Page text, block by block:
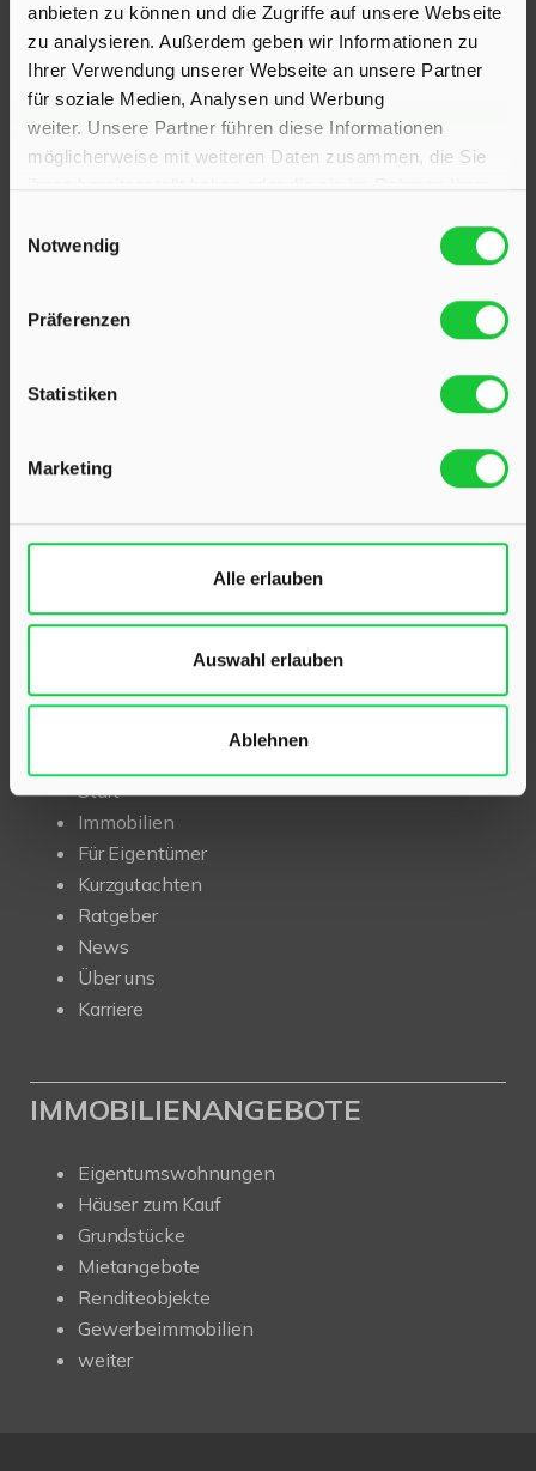
anbieten zu können und die Zugriffe auf unsere Webseite
zu analysieren. Außerdem geben wir Informationen zu
Ihrer Verwendung unserer Webseite an unsere Partner
für soziale Medien, Analysen und Werbung
weiter. Unsere Partner führen diese Informationen
möglicherweise mit weiteren Daten zusammen, die Sie
Notwendig
Präferenzen
Statistiken
Marketing
Alle erlauben
Auswahl erlauben
Ablehnen
23795 Klein Rönnau
Bollmoor 2
Telefon:04551 901690
24568 Kaltenkirchen
Immobilienmakler in Klein Rönnau
stehen wir Ihnen beim Verkauf und
bei der Vermietung Ihrer Immobilie zur Seite.
Mit umfassendem Fachwissen und lokaler Expertise
beraten wir Sie in allen Fragen rund um Ihr Haus oder
Ihre Wohnung in der Region Kaltenkirchen und Klein
Start
Immobilien
Für Eigentümer
Kurzgutachten
Ratgeber
News
Über uns
Karriere
IMMOBILIENANGEBOTE
Eigentumswohnungen
Häuser zum Kauf
Grundstücke
Mietangebote
Renditeobjekte
Gewerbeimmobilien
weiter